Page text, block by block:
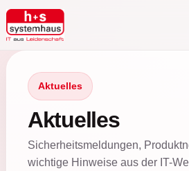
Aktuelles
Aktuelles
Sicherheitsmeldungen,
wichtige Hinweise aus der IT-